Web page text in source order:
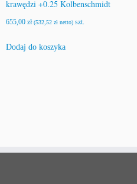
krawędzi +0.25 Kolbenschmidt
655,00 zł (532,52 zł netto) szt.
Dodaj do koszyka